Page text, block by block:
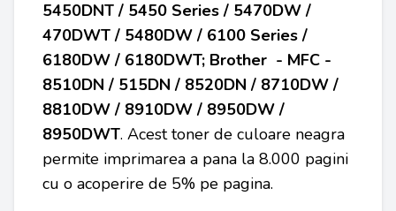
5450DNT / 5450 Series / 5470DW /
470DWT / 5480DW / 6100 Series /
6180DW / 6180DWT; Brother - MFC -
8510DN / 515DN / 8520DN / 8710DW /
8810DW / 8910DW / 8950DW /
8950DWT. Acest toner de culoare neagra
permite imprimarea a pana la 8.000 pagini
cu o acoperire de 5% pe pagina.